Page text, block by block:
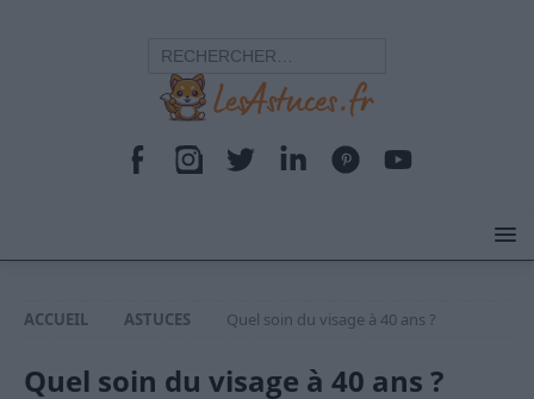
ACCUEIL ASTUCES Quel soin du visage à 40 ans ?
Quel soin du visage à 40 ans ?